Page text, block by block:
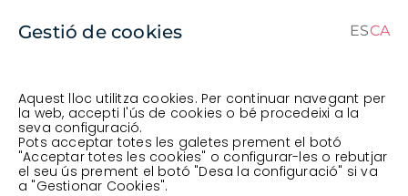
ESCA
Comanda en curs (prevista per al) · Transportista
Veure comanda
COMPLEMENTS CARRO NINOT FUSTA "CASCANUECES" 30CM MIX
Gestió de cookies ESCA
Aquest lloc utilitza cookies. Per continuar navegant per
la web, accepti l'ús de cookies o bé procedeixi a la
seva configuració.
Pots acceptar totes les galetes prement el botó
"Acceptar totes les cookies" o configurar-les o rebutjar
el seu ús prement el botó "Desa la configuració" si va
a "Gestionar Cookies".